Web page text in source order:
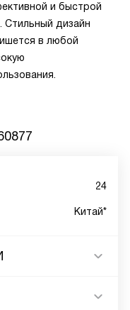
и быстрой
Стильный дизайн
в любой
24
Китай*